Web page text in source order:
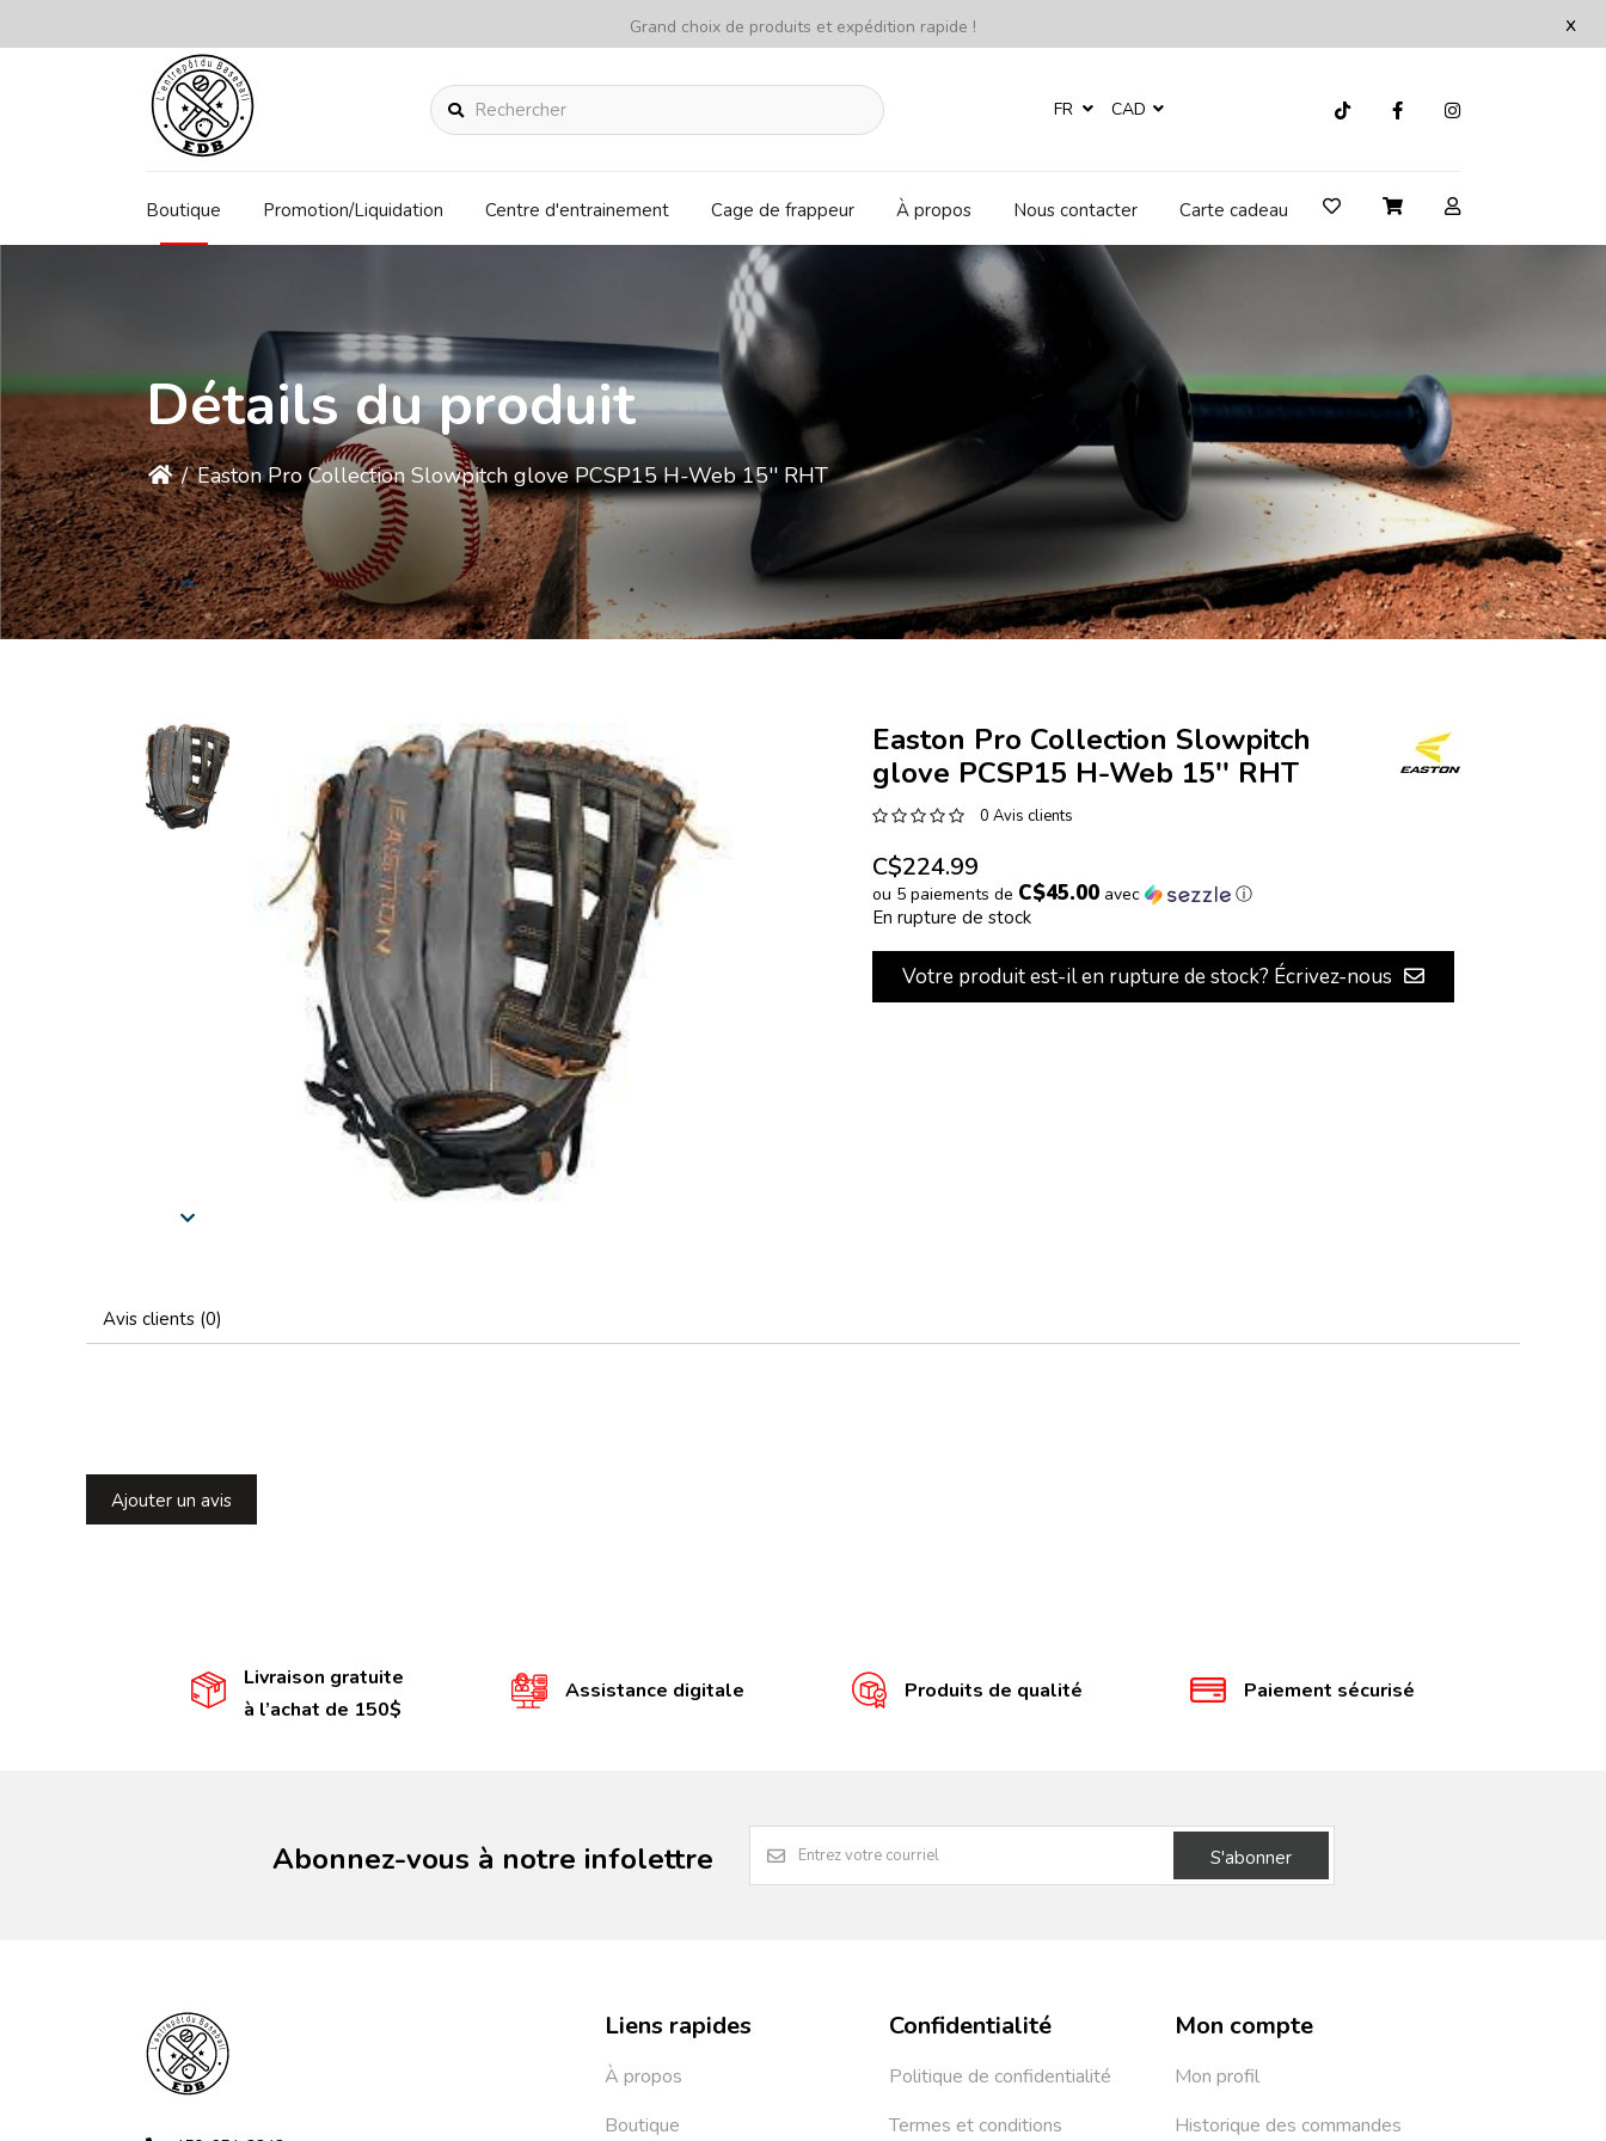
x
Grand choix de produits et expédition rapide !
Rechercher FR CAD
Boutique Promotion/Liquidation Centre d'entrainement Cage de frappeur À propos Nous contacter Carte cadeau
Détails du produit
/ Easton Pro Collection Slowpitch glove PCSP15 H-Web 15'' RHT
Easton Pro Collection Slowpitch
glove PCSP15 H-Web 15'' RHT
0 Avis clients
C$224.99
ou 5 paiements de C$45.00avec ⓘ
En rupture de stock
Votre produit est-il en rupture de stock? Écrivez-nous
Avis clients (0)
Ajouter un avis
Livraison gratuite
à l’achat de 150$
Assistance digitale Produits de qualité Paiement sécurisé
Abonnez-vous à notre infolettre S'abonner
Liens rapides
À propos
Boutique
Confidentialité
Politique de confidentialité
Termes et conditions
Mon compte
Mon profil
Historique des commandes